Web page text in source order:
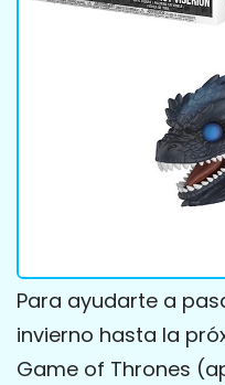
Para ayudarte a
invierno hasta la
Game of Thrones